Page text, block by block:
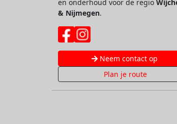
en onderhoud voor de regio
& Nijmegen.
Neem contact op
Plan je route